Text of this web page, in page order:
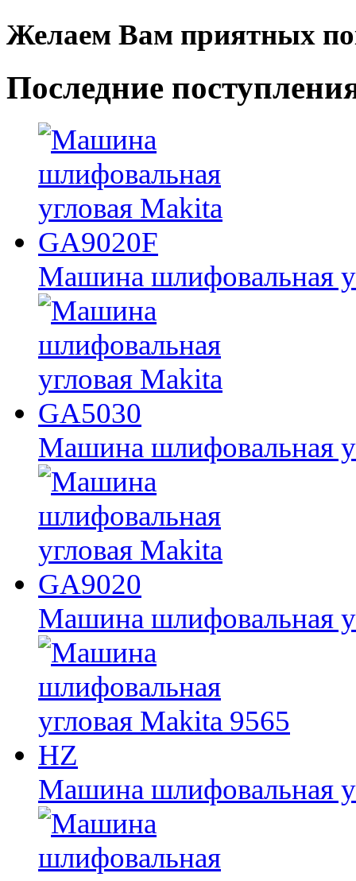
Желаем Вам приятных
Последние
Машина шлифовальная
Машина шлифовальная
Машина шлифовальная
Машина шлифовальная